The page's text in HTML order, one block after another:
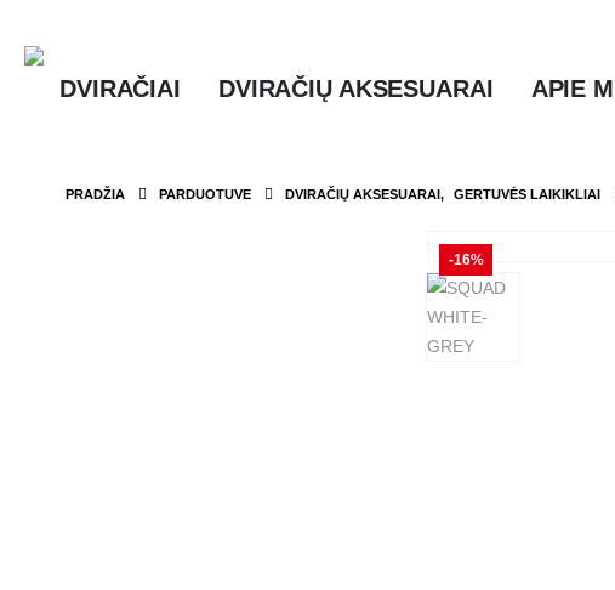
DVIRAČIAI DVIRAČIŲ AKSESUARAI APIE
PRADŽIA PARDUOTUVE DVIRAČIŲ AKSESUARAI, GERTUVĖS LAIKIKLIAI
-16%